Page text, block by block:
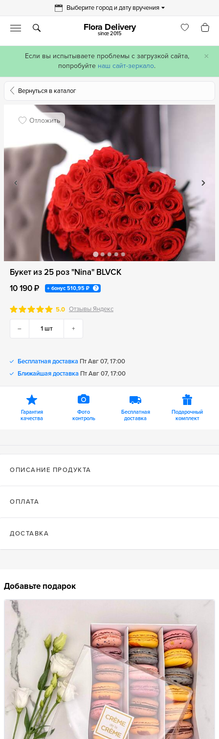
×
Если вы испытываете проблемы с загрузкой сайта,
попробуйте наш сайт-зеркало.
Выберите город и дату вручения
Flora Delivery
since 2015
Вернуться в каталог
Отложить
Букет из 25 роз "Nina" BLVCK
10 190 ₽
+ бонус 510,95 ₽
5.0 Отзывы Яндекс
– +
Бесплатная доставка Пт Авг 07, 17:00
Ближайшая доставка Пт Авг 07, 17:00
Гарантия
качества
Фото
контроль
Бесплатная
доставка
Подарочный
комплект
ОПИСАНИЕ ПРОДУКТА
ОПЛАТА
ДОСТАВКА
Добавьте подарок